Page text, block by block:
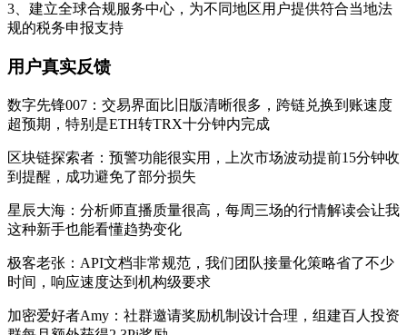
3、建立全球合规服务中心，为不同地区用户提供符合当地法
规的税务申报支持
用户真实反馈
数字先锋007：交易界面比旧版清晰很多，跨链兑换到账速度
超预期，特别是ETH转TRX十分钟内完成
区块链探索者：预警功能很实用，上次市场波动提前15分钟收
到提醒，成功避免了部分损失
星辰大海：分析师直播质量很高，每周三场的行情解读会让我
这种新手也能看懂趋势变化
极客老张：API文档非常规范，我们团队接量化策略省了不少
时间，响应速度达到机构级要求
加密爱好者Amy：社群邀请奖励机制设计合理，组建百人投资